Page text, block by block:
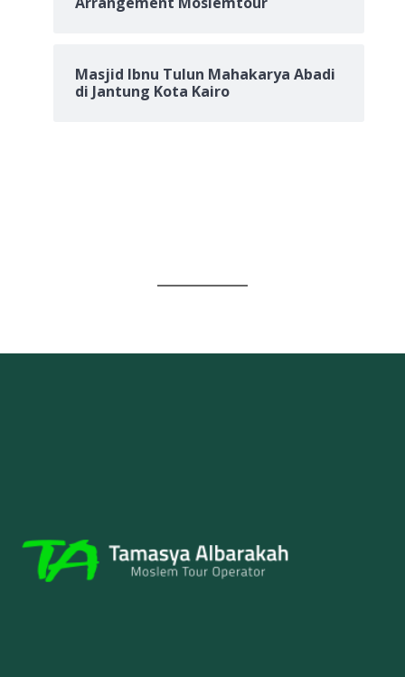
Masjid Ibnu Tulun Mahakarya Abadi
di Jantung Kota Kairo